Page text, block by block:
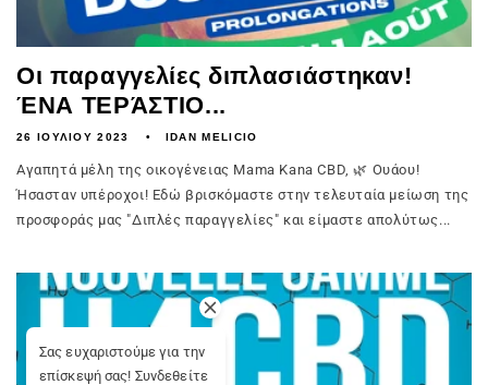
Οι παραγγελίες διπλασιάστηκαν!
ΈΝΑ ΤΕΡΆΣΤΙΟ...
26 ΙΟΥΛΊΟΥ 2023 IDAN MELICIO
Αγαπητά μέλη της οικογένειας Mama Kana CBD, 🌿 Ουάου!
Ήσασταν υπέροχοι! Εδώ βρισκόμαστε στην τελευταία μείωση της
προσφοράς μας "Διπλές παραγγελίες" και είμαστε απολύτως...
Σας ευχαριστούμε για την
επίσκεψή σας! Συνδεθείτε